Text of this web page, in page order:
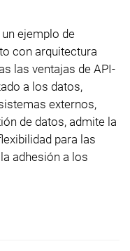
ejemplo de
con arquitectura
las ventajas de API-
a los datos,
externos,
de datos, admite la
para las
adhesión a los